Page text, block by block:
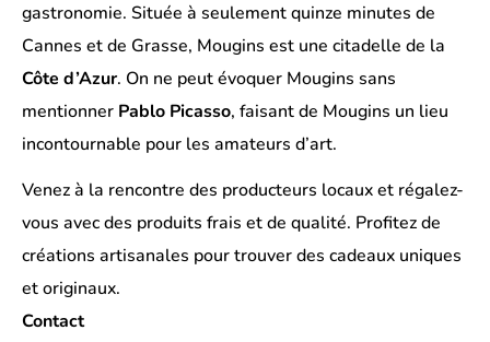
gastronomie. Située à seulement quinze minutes de
Cannes et de Grasse, Mougins est une citadelle de la
Côte d’Azur. On ne peut évoquer Mougins sans
mentionner Pablo Picasso, faisant de Mougins un lieu
incontournable pour les amateurs d’art.
Venez à la rencontre des producteurs locaux et régalez-
vous avec des produits frais et de qualité. Profitez de
créations artisanales pour trouver des cadeaux uniques
et originaux.
Contact